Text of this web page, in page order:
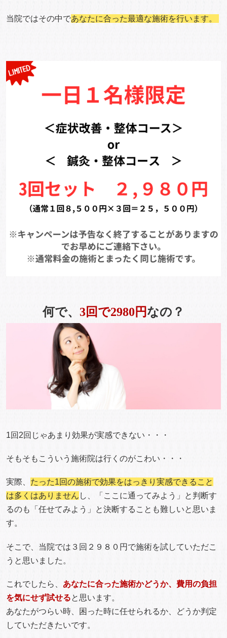
当院ではその中であなたに合った最適な施術を行います。
何で、 3回で2980円なの？
1回2回じゃあまり効果が実感できない・・・
そもそもこういう施術院は行くのがこわい・・・
実際、 たった1回の施術で効果をはっきり実感できること
は多くはありません し、「ここに通ってみよう」と判断す
るのも「任せてみよう」と決断することも難しいと思いま
す。
そこで、当院では３回２９８０円で施術を試していただこ
うと思いました。
これでしたら、 あなたに合った施術かどうか、費用の負担
を気にせず試せると思います。
あなたがつらい時、困った時に任せられるか、どうか判定
していただきたいです。